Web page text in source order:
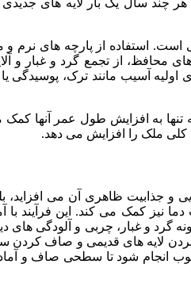
چند سال یک بار لایه های جدیدی
استفاده از پارچه های نرم و
از تجمع گرد و غبار و
آسیب مانند ترک، پوسیدگی
به افزایش طول عمر آنها کمک
کلی ملک را افزایش می دهد.
و جذابیت ظاهری آن می
نیز کمک می کند. این فرآیند
و غبار، چربی و آلودگی های
بردن لایه های قدیمی و صاف
انجام شود تا سطحی صاف و